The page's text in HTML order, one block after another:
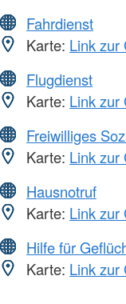
Fahrdienst
Karte: Link zur
Flugdienst
Karte: Link zur
Freiwilliges
Karte: Link zur
Hausnotruf
Karte: Link zur
Hilfe für
Karte: Link zur